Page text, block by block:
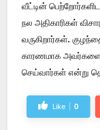
வீட்டின்
நல அதிகாரிகள்
வருகிறார்கள்.
காரணமாக
செய்வார்கள் என்று
Like 0